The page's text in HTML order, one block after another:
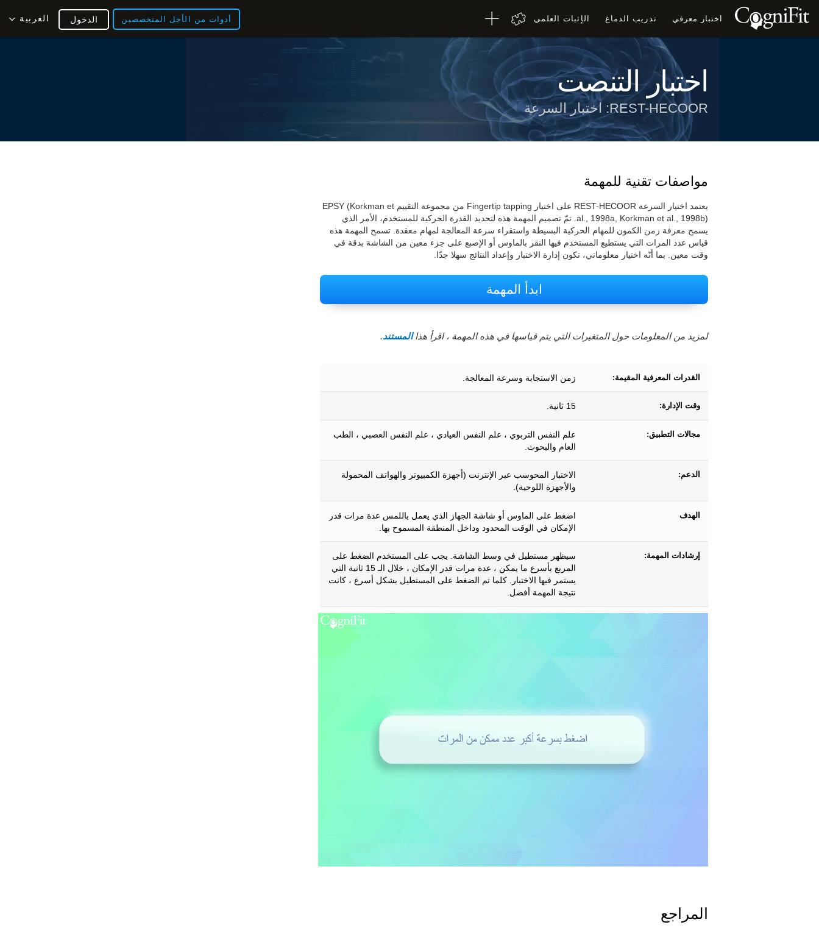
اختبار معرفي تدريب الدماغ الإثبات العلمي أدوات من الأجل المتخصصين العربية الدخول
اختبار التنصت
REST-HECOOR: اختبار السرعة
مواصفات تقنية للمهمة
يعتمد اختيار السرعة REST-HECOOR على اختيار Fingertip tapping من مجموعة التقييم EPSY (Korkman et
al., 1998a, Korkman et al., 1998b). تمّ تصميم المهمة هذه لتحديد القدرة الحركية للمستخدم، الأمر الذي
يسمح معرفة زمن الكمون للمهام الحركية البسيطة واستقراء سرعة المعالجة لمهام معقدة. تسمح المهمة هذه
قياس عدد المرات التي يستطيع المستخدم فيها النقر بالماوس أو الإصبع على جزء معين من الشاشة بدقة في
وقت معين. بما أنّه اختيار معلوماتي، تكون إدارة الاختبار وإعداد النتائج سهلا جدّا.
ابدأ المهمة
لمزيد من المعلومات حول المتغيرات التي يتم قياسها في هذه المهمة ، اقرأ هذاالمستند.
القدرات المعرفية المقيمة: زمن الاستجابة وسرعة المعالجة.
وقت الإدارة: 15 ثانية.
مجالات التطبيق:
علم النفس التربوي ، علم النفس العيادي ، علم النفس العصبي ، الطب
العام والبحوث.
الدعم:
الاختبار المحوسب عبر الإنترنت (أجهزة الكمبيوتر والهواتف المحمولة
والأجهزة اللوحية).
الهدف
اضغط على الماوس أو شاشة الجهاز الذي يعمل باللمس عدة مرات قدر
الإمكان في الوقت المحدود وداخل المنطقة المسموح بها.
إرشادات المهمة:
سيظهر مستطيل في وسط الشاشة. يجب على المستخدم الضغط على
المربع بأسرع ما يمكن ، عدة مرات قدر الإمكان ، خلال الـ 15 ثانية التي
يستمر فيها الاختبار. كلما تم الضغط على المستطيل بشكل أسرع ، كانت
نتيجة المهمة أفضل.
المراجع